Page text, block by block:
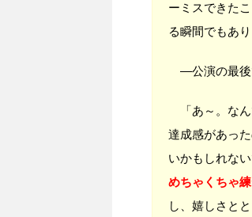
ーミスできた
る瞬間でもあり
―公演の最後
「あ～。なん
達成感があっ
いかもしれない
めちゃくちゃ
し、嬉しさと